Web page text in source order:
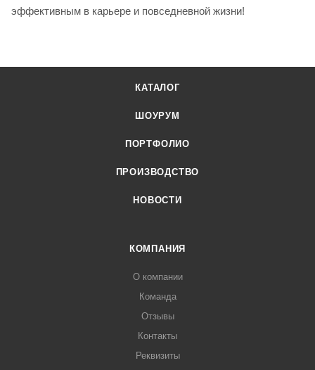
эффективным в карьере и повседневной жизни!
КАТАЛОГ
ШОУРУМ
ПОРТФОЛИО
ПРОИЗВОДСТВО
НОВОСТИ
КОМПАНИЯ
О компании
Команда
Отзывы
Контакты
Реквизиты